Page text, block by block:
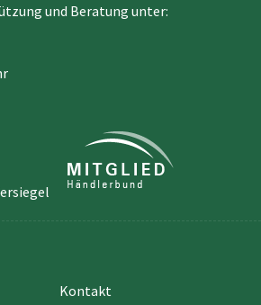
und Beratung unter:
Kontakt